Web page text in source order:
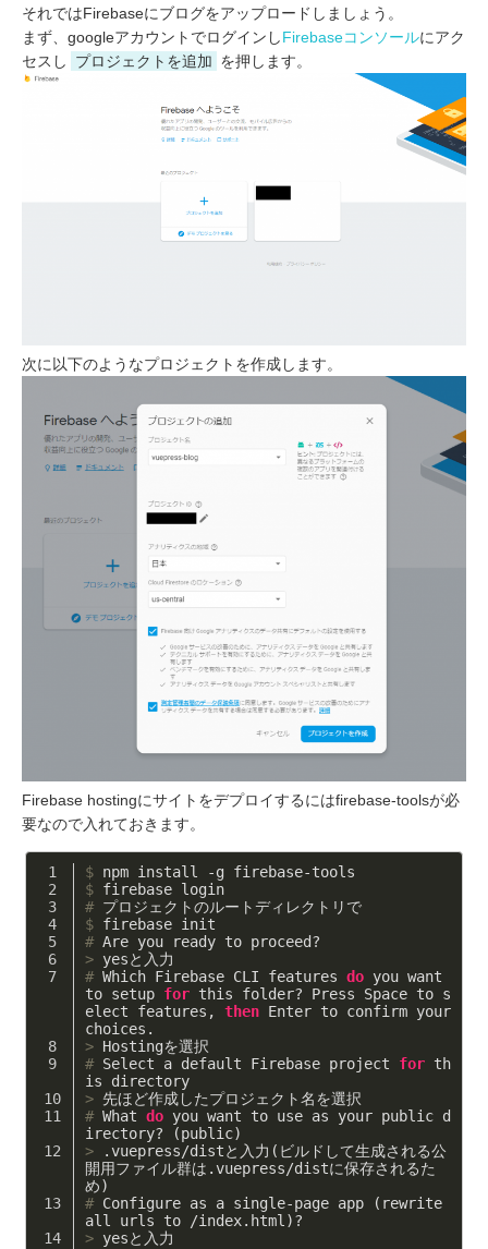
それではFirebaseにブログをアップロードしましょう。
まず、googleアカウントでログインしFirebaseコンソールにアク
セスし
プロジェクトを追加 を押します。
次に以下のようなプロジェクトを作成します。
Firebase hostingにサイトをデプロイするにはfirebase-toolsが必
要なので入れておきます。
$ npm install -g firebase-tools
$ firebase login
# プロジェクトのルートディレクトリで
$ firebase init
# Are you ready to proceed?
> yesと入力
# Which Firebase CLI features do you want
to setup for this folder? Press Space to s
elect features, then Enter to confirm your
choices.
> Hostingを選択
# Select a default Firebase project for th
is directory
> 先ほど作成したプロジェクト名を選択
# What do you want to use as your public d
irectory? (public)
> .vuepress/distと入力(ビルドして生成される公
開用ファイル群は.vuepress/distに保存されるた
め)
# Configure as a single-page app (rewrite
all urls to /index.html)?
> yesと入力